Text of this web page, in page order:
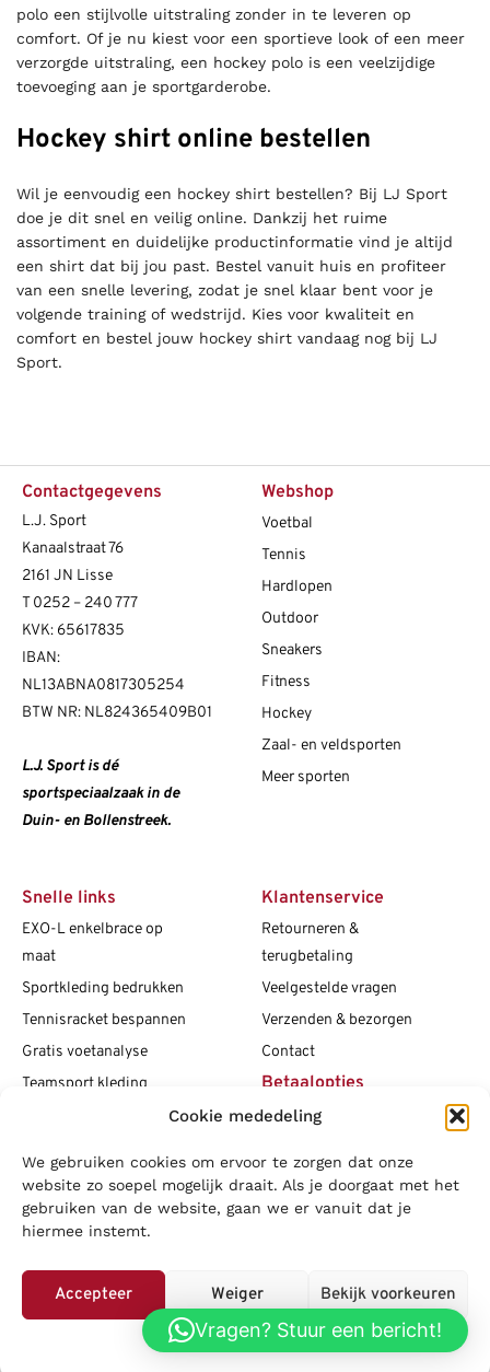
Cookie mededeling
We gebruiken cookies om ervoor te zorgen dat onze
website zo soepel mogelijk draait. Als je doorgaat met het
gebruiken van de website, gaan we er vanuit dat je
hiermee instemt.
Accepteer Weiger Bekijk voorkeuren
Privacybeleid
polo een stijlvolle uitstraling zonder in te leveren op
comfort. Of je nu kiest voor een sportieve look of een meer
verzorgde uitstraling, een hockey polo is een veelzijdige
toevoeging aan je sportgarderobe.
Hockey shirt online bestellen
Wil je eenvoudig een hockey shirt bestellen? Bij LJ Sport
doe je dit snel en veilig online. Dankzij het ruime
assortiment en duidelijke productinformatie vind je altijd
een shirt dat bij jou past. Bestel vanuit huis en profiteer
van een snelle levering, zodat je snel klaar bent voor je
volgende training of wedstrijd. Kies voor kwaliteit en
comfort en bestel jouw hockey shirt vandaag nog bij LJ
Sport.
Contactgegevens
L.J. Sport
Kanaalstraat 76
2161 JN Lisse
T0252 – 240 777
KVK: 65617835
IBAN:
NL13ABNA0817305254
BTW NR: NL824365409B01
L.J. Sport is dé
sportspeciaalzaak in de
Duin- en Bollenstreek.
Webshop
Voetbal
Tennis
Hardlopen
Outdoor
Sneakers
Fitness
Hockey
Zaal- en veldsporten
Meer sporten
Snelle links
EXO-L enkelbrace op
maat
Sportkleding bedrukken
Tennisracket bespannen
Gratis voetanalyse
Teamsport kleding
Vacatures
Blogs
Klantenservice
Retourneren &
terugbetaling
Veelgestelde vragen
Verzenden & bezorgen
Contact
Betaalopties
Social media
LOWA|Adidas| Mizuno| Nike|Speedo|Asics |Babolat|Falke
|
Superfeet
Vragen? Stuur een bericht!